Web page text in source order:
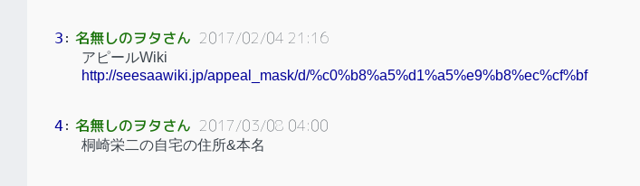
3 ： 名無しのヲタさん 2017/02/04 21:16
アピールWiki
http://seesaawiki.jp/appeal_mask/d/%c0%b8%a5%d1%a5%e9%b8%ec%cf%bf
4： 名無しのヲタさん 2017/03/08 04:00
桐崎栄二の自宅の住所&本名